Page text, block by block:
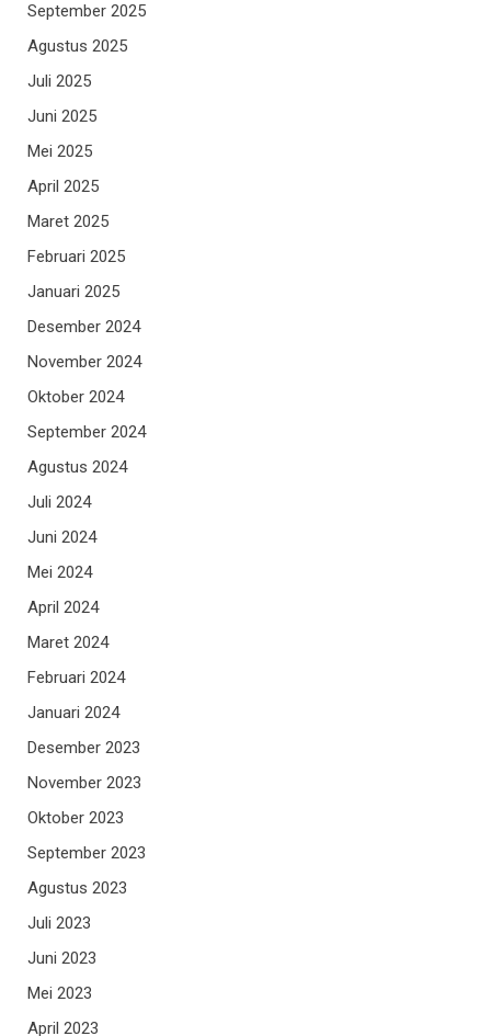
September 2025
Agustus 2025
Juli 2025
Juni 2025
Mei 2025
April 2025
Maret 2025
Februari 2025
Januari 2025
Desember 2024
November 2024
Oktober 2024
September 2024
Agustus 2024
Juli 2024
Juni 2024
Mei 2024
April 2024
Maret 2024
Februari 2024
Januari 2024
Desember 2023
November 2023
Oktober 2023
September 2023
Agustus 2023
Juli 2023
Juni 2023
Mei 2023
April 2023